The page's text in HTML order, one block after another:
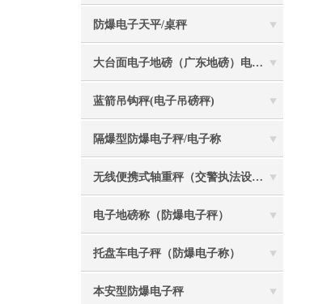
防爆电子天平/桌秤
大台面电子地磅（广东地磅）电子汽车衡
蓝箭吊钩秤(电子吊磅秤)
隔爆型防爆电子秤/电子称
无线便携式轴重秤（交警执法设备）
电子地磅称（防爆电子秤）
托盘车电子秤（防爆电子称）
本安型防爆电子秤